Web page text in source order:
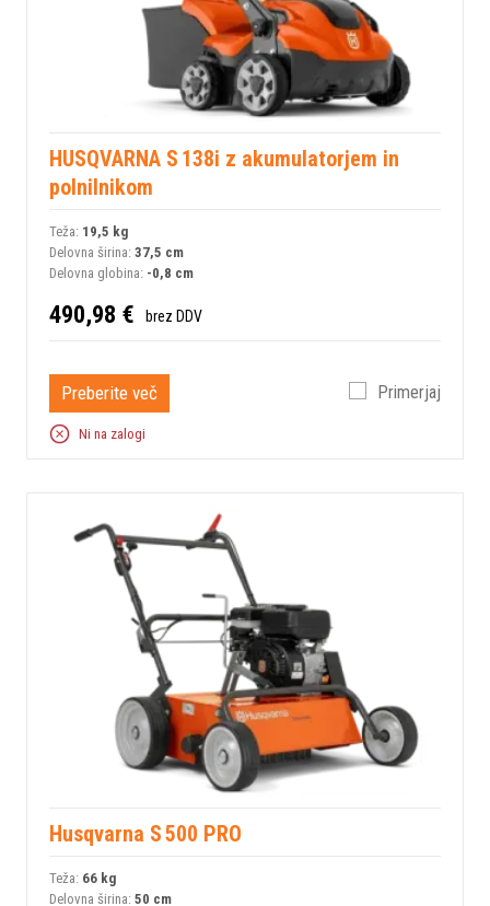
HUSQVARNA S 138i z akumulatorjem in
polnilnikom
Teža: 19,5 kg
Delovna širina: 37,5 cm
Delovna globina: -0,8 cm
490,98 € brez DDV
Preberite več Primerjaj
Ni na zalogi
Husqvarna S 500 PRO
Teža: 66 kg
Delovna širina: 50 cm